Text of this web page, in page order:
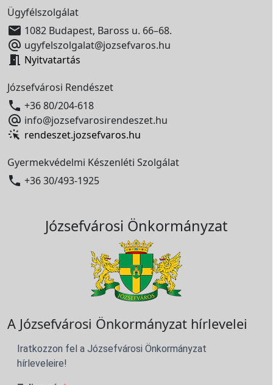
Ügyfélszolgálat
 1082 Budapest, Baross u. 66–68.
 ugyfelszolgalat@jozsefvaros.hu
 Nyitvatartás
Józsefvárosi Rendészet
 +36 80/204-618
 info@jozsefvarosirendeszet.hu
rendeszet.jozsefvaros.hu
Gyermekvédelmi Készenléti Szolgálat
 +36 30/493-1925
Józsefvárosi Önkormányzat
A Józsefvárosi Önkormányzat hírlevelei
Iratkozzon fel a Józsefvárosi Önkormányzat
hírleveleire!